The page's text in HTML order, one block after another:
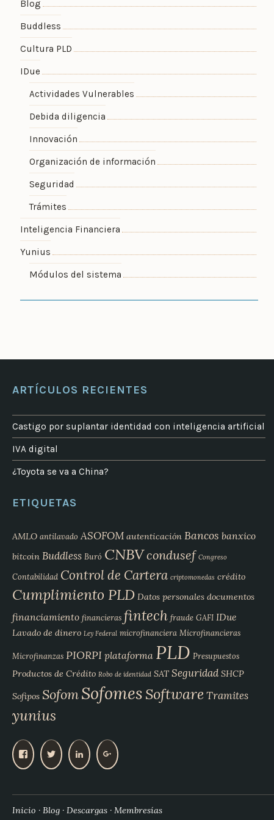
Blog
Buddless
Cultura PLD
IDue
Actividades Vulnerables
Debida diligencia
Innovación
Organización de información
Seguridad
Trámites
Inteligencia Financiera
Yunius
Módulos del sistema
ARTÍCULOS RECIENTES
Castigo por suplantar identidad con inteligencia artificial
IVA digital
¿Toyota se va a China?
ETIQUETAS
AMLO antilavado ASOFOM autenticación Bancos banxico
bitcoin Buddless Buró CNBVcondusef Congreso
Contabilidad Control de Cartera criptomonedas crédito
Cumplimiento PLD Datos personales documentos
financiamiento financieras fintech fraude GAFI IDue
Lavado de dinero Ley Federal microfinanciera Microfinancieras
Microfinanzas PIORPI plataforma PLD Presupuestos
Productos de Crédito Robo de identidad SAT Seguridad SHCP
Sofipos SofomSofomesSoftwareTramites
yunius
V
p
e
V
p
e
V
p
e
V
p
e
Inicio Blog Descargas Membresías